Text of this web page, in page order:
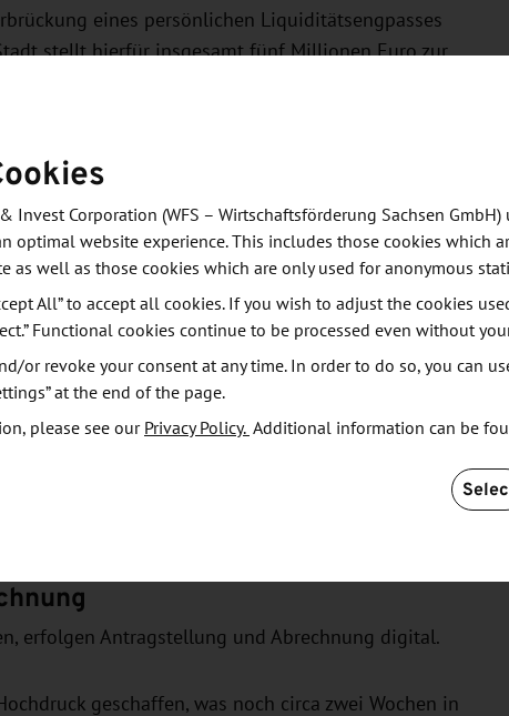
eines persönlichen Liquiditätsengpasses
stellt hierfür insgesamt fünf Millionen Euro zur
und Einzelunternehmen ohne
in Leipzig haben. Antragsteller
Umsatzrückgang in 2020 (mindestens 20
erwarten, den sie, trotz eigener Gegenmaßnahmen
und Land, nicht auffangen können. Im Folgejahr
hat. Die Antragsteller müssen sich entscheiden;
Selbstständigen" und Arbeitslosengeld I oder II ist
Beschäftigte, die nicht im Unternehmensregister
erfolgen Antragstellung und Abrechnung digital.
geschaffen, was noch circa zwei Wochen in
Invest Corporation (WFS – Wirtschaftsförderung Sachsen GmbH)
optimal website experience. This includes those cookies which
as well as those cookies which are only used for anonymous
All” to accept all cookies. If you wish to adjust the cookies
Functional cookies continue to be processed even without
or revoke your consent at any time. In order to do so, you can
at the end of the page.
please see our Privacy Policy. Additional information can be